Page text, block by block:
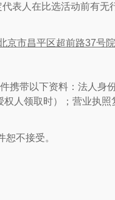
表人在比选活动前有无
京市昌平区超前路37号院
携带以下资料：法人身
人领取时）；营业执照
恕不接受。